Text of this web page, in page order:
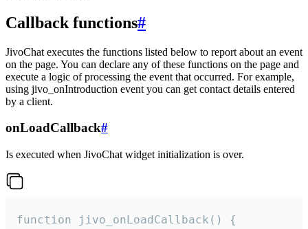
Callback functions#
JivoChat executes the functions listed below to report about an event
on the page. You can declare any of these functions on the page and
execute a logic of processing the event that occurred. For example,
using jivo_onIntroduction event you can get contact details entered
by a client.
onLoadCallback#
Is executed when JivoChat widget initialization is over.
function jivo_onLoadCallback() {